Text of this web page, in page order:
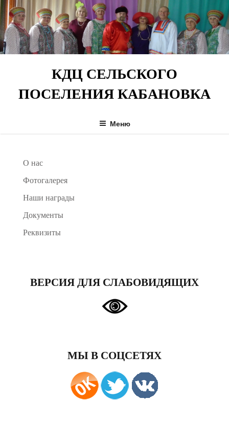
Перейти
к
содержимому
КДЦ СЕЛЬСКОГО
ПОСЕЛЕНИЯ КАБАНОВКА
Меню
О нас
Фотогалерея
Наши награды
Документы
Реквизиты
ВЕРСИЯ ДЛЯ СЛАБОВИДЯЩИХ
МЫ В СОЦСЕТЯХ